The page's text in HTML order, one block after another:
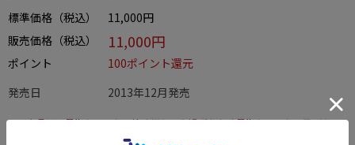
標準価格（税込）
11,000円
販売価格（税込）
11,000円
ポイント
100ポイント還元
発売日
2013年12月発売
この商品は、早期キャンセル締め切り日を過ぎたため早期キャンセル及びキャ